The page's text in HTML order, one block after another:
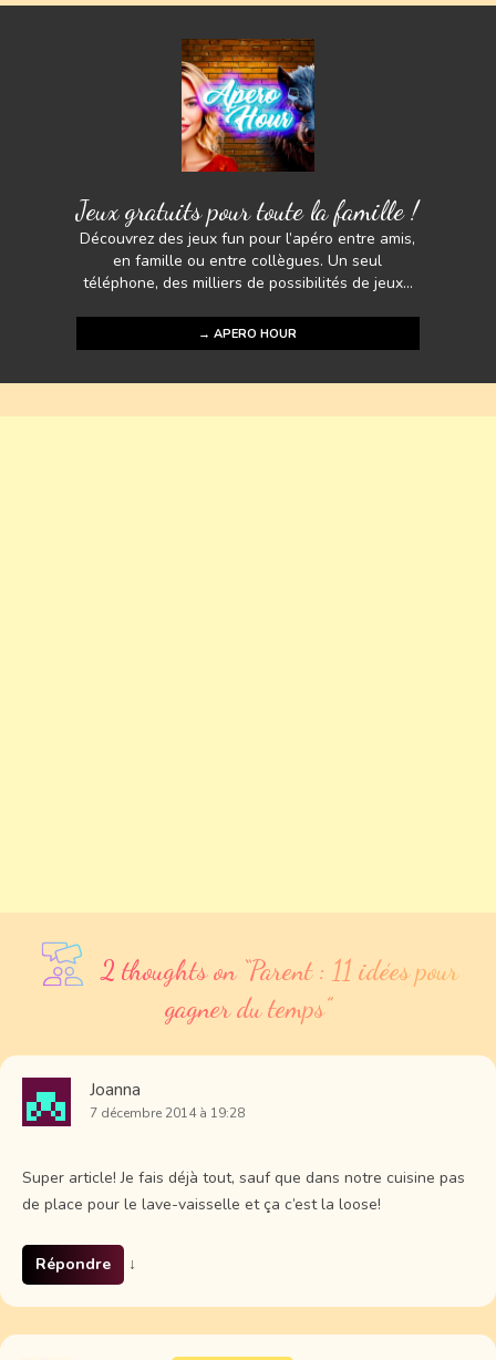
Jeux gratuits pour toute la famille !
Découvrez des jeux fun pour l’apéro entre amis,
en famille ou entre collègues. Un seul
téléphone, des milliers de possibilités de jeux...
→ APERO HOUR
2 thoughts on “Parent : 11 idées pour
gagner du temps”
Joanna
7 décembre 2014 à 19:28
Super article! Je fais déjà tout, sauf que dans notre cuisine pas
de place pour le lave-vaisselle et ça c’est la loose!
Répondre ↓